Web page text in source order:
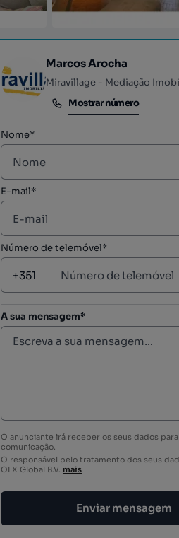
Marcos Arocha
Miravillage - Mediação
Mostrar número
Mostrar número
Nome*
E-mail*
Número de telemóvel*
A sua mensagem*
O anunciante irá receber os seus dados
comunicação.
O responsável pelo tratamento dos seus
OLX Global B.V. mais
Enviar mensagem